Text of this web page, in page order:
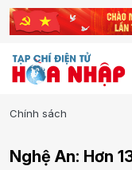
Chính sách
Nghệ An: Hơn